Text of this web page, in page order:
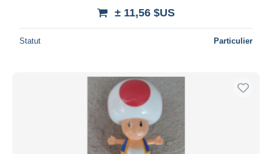
± 11,56 $US
Statut Particulier